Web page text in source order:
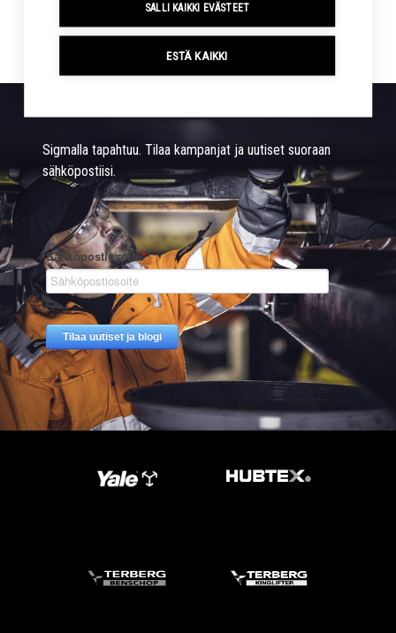
Sigmalla tapahtuu. Tilaa kampanjat ja uutiset suoraan
sähköpostiisi.
SALLI KAIKKI EVÄSTEET
ESTÄ KAIKKI